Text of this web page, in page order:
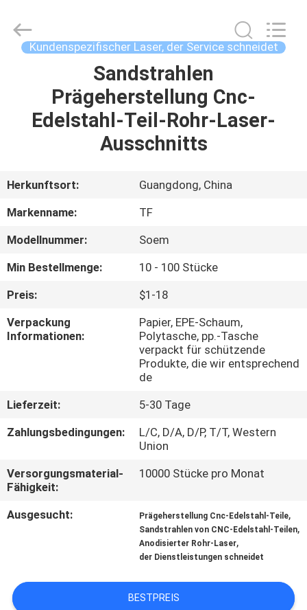
HAUSE
ÜBER
UNS
WERKSBESICHTIGUNG
QUALITÄTSKONTROLLE
KONTAKT
NEUIGKEITEN
BITTE
UM
EIN
SITEMAP
Ltd..
Kundenspezifischer Laser, der Service schneidet
Sandstrahlen
Prägeherstellung Cnc-
Edelstahl-Teil-Rohr-Laser-
Ausschnitts
Herkunftsort:
Guangdong, China
Markenname:
TF
Modellnummer:
Soem
Min Bestellmenge:
10 - 100 Stücke
Preis:
$1-18
Verpackung
Informationen:
Papier, EPE-Schaum,
Polytasche, pp.-Tasche
verpackt für schützende
Produkte, die wir entsprechend
de
Lieferzeit:
5-30 Tage
Zahlungsbedingungen:
L/C, D/A, D/P, T/T, Western
Union
Versorgungsmaterial-
Fähigkeit:
10000 Stücke pro Monat
Ausgesucht: Prägeherstellung Cnc-Edelstahl-Teile,
Sandstrahlen von CNC-Edelstahl-Teilen,
Anodisierter Rohr-Laser,
der Dienstleistungen schneidet
BESTPREIS